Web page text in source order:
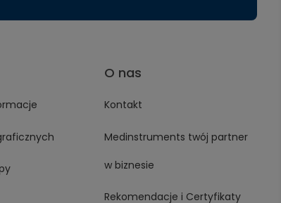
O nas
Kontakt
Medinstruments twój partner
w biznesie
Rekomendacje i Certyfikaty